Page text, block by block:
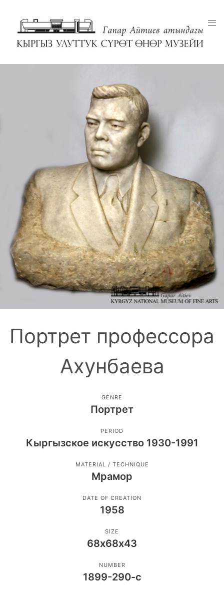
Портрет профессора
Ахунбаева
GENRE
Портрет
PERIOD
Кыргызское искусство 1930-1991
MATERIAL / TECHNIQUE
Мрамор
DATE OF CREATION
1958
SIZE
68х68х43
NUMBER
1899-290-с